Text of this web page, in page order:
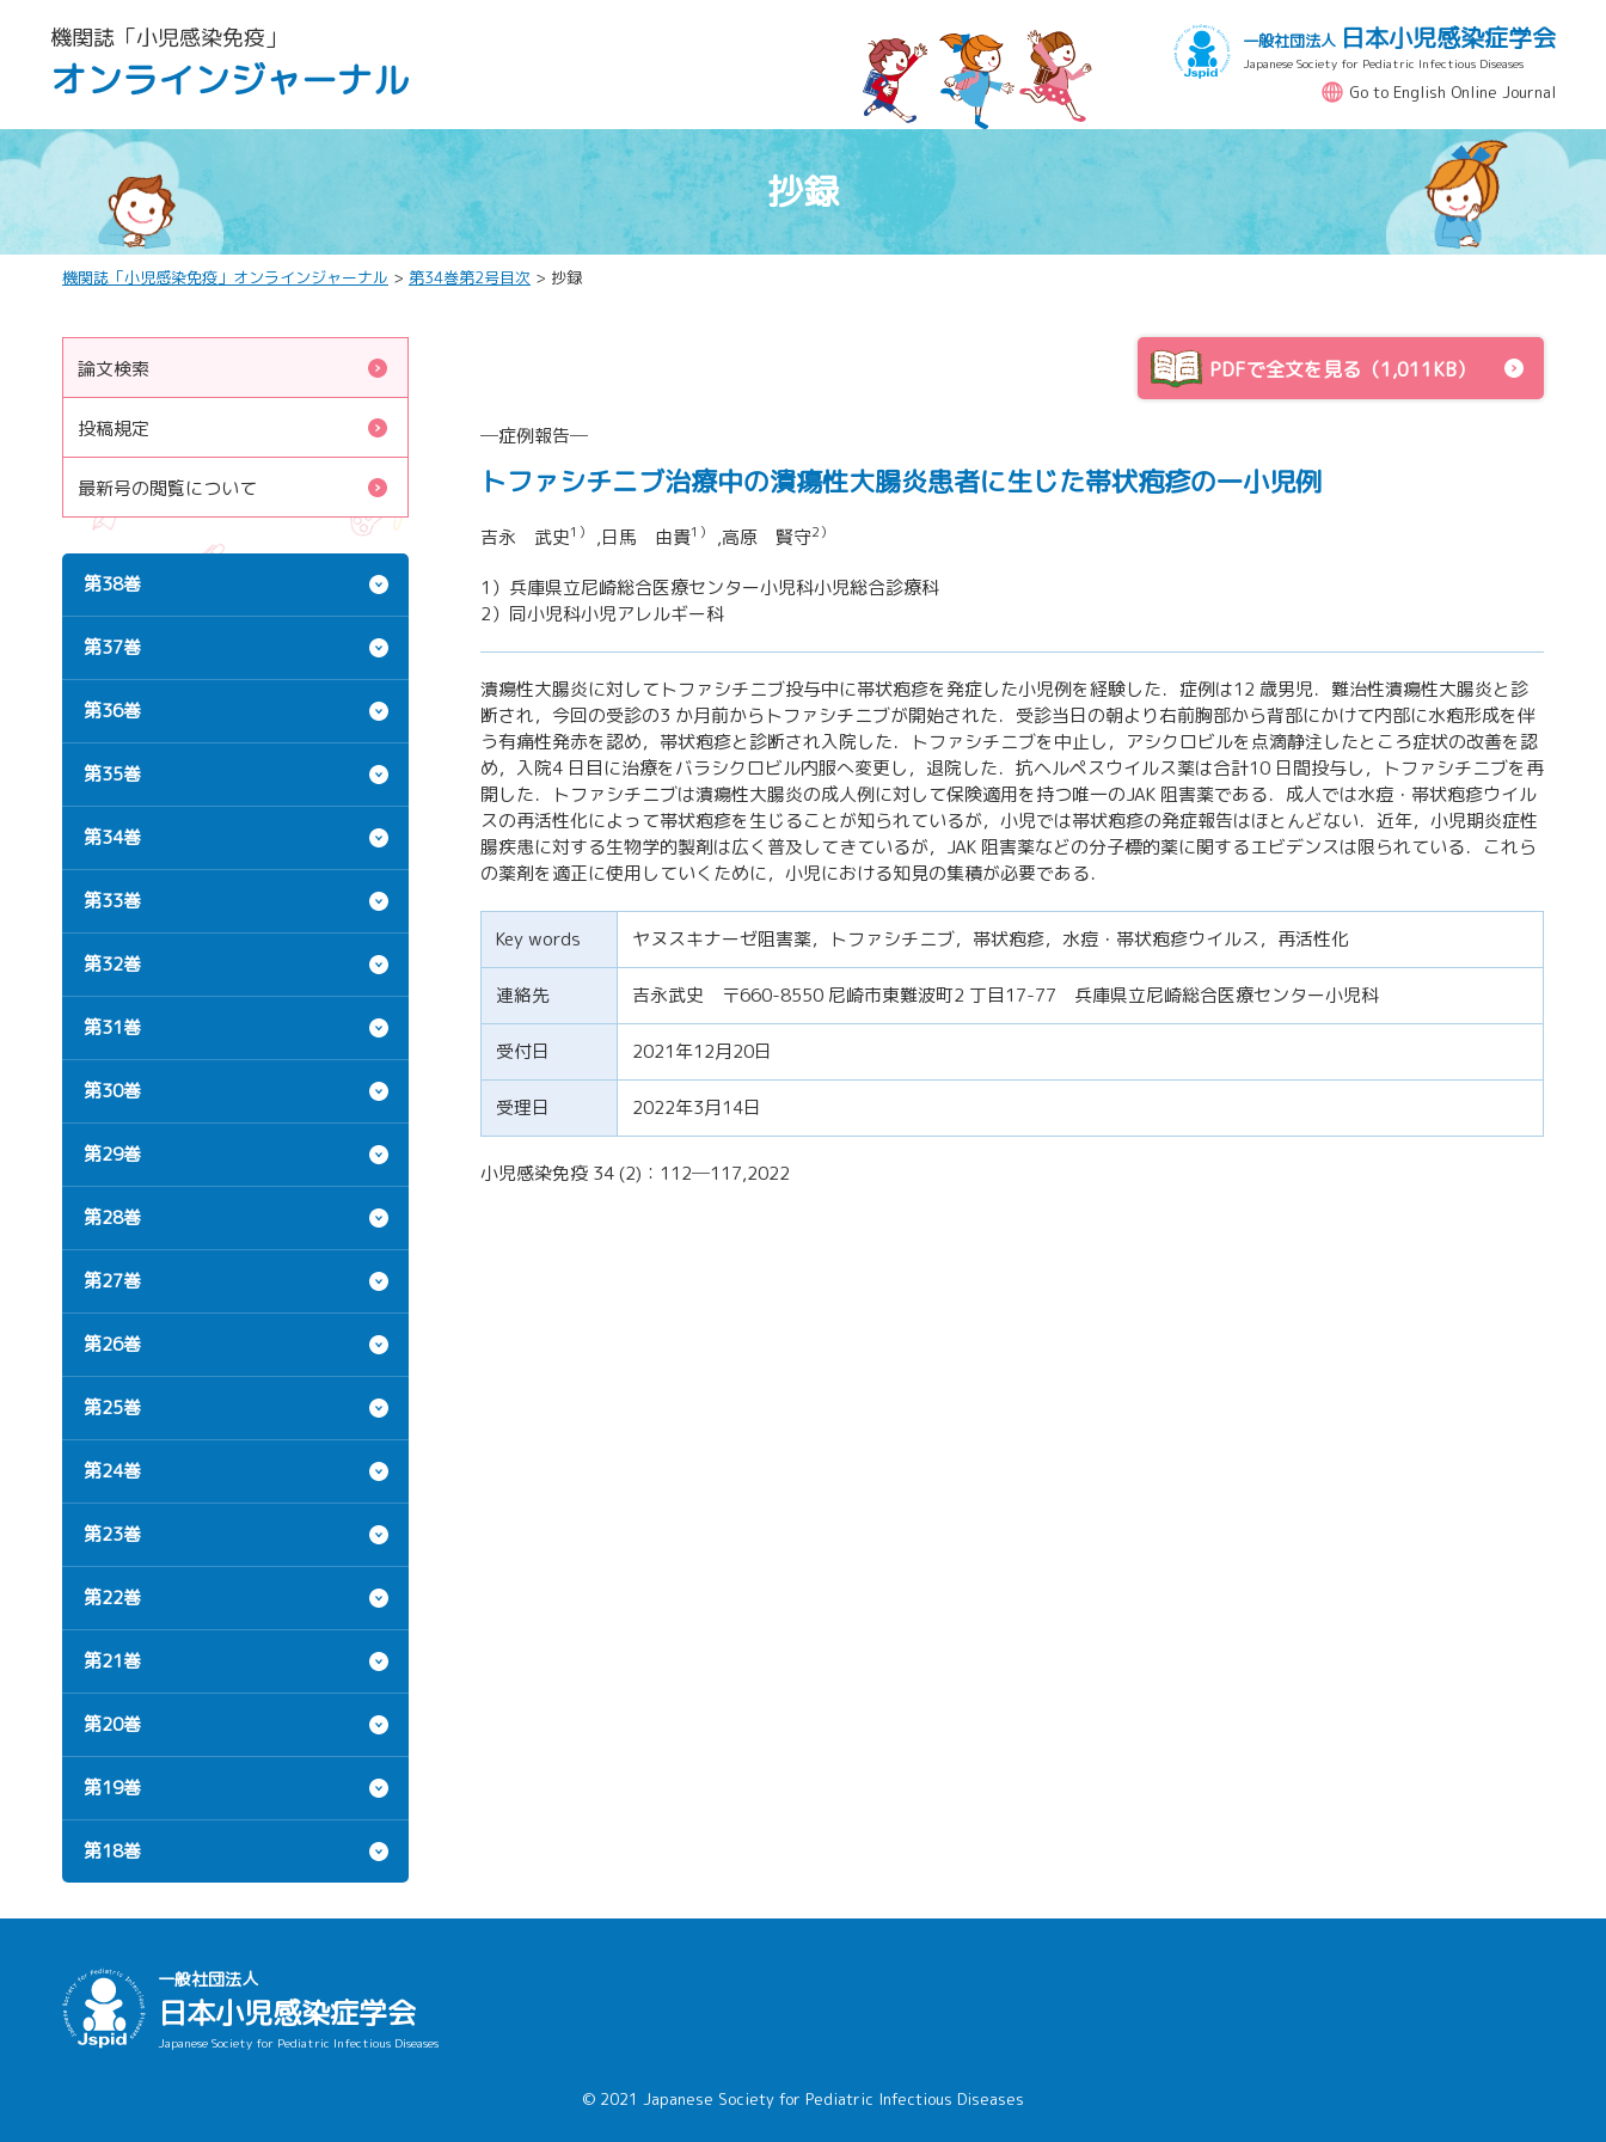
機関誌「小児感染免疫」
オンラインジャーナル
一般社団法人 日本小児感染症学会
Japanese Society for Pediatric Infectious Diseases
Go to English Online Journal
抄録
機関誌「小児感染免疫」オンラインジャーナル > 第34巻第2号目次 > 抄録
PDFで全文を見る（1,011KB）
─症例報告─
トファシチニブ治療中の潰瘍性大腸炎患者に生じた帯状疱疹の一小児例
吉永 武史1） ,日馬 由貴1） ,高原 賢守2）
1）兵庫県立尼崎総合医療センター小児科小児総合診療科
2）同小児科小児アレルギー科
潰瘍性大腸炎に対してトファシチニブ投与中に帯状疱疹を発症した小児例を経験した．症例は12 歳男児．難治性潰瘍性大腸炎と診
断され，今回の受診の3 か月前からトファシチニブが開始された．受診当日の朝より右前胸部から背部にかけて内部に水疱形成を伴
う有痛性発赤を認め，帯状疱疹と診断され入院した．トファシチニブを中止し，アシクロビルを点滴静注したところ症状の改善を認
め，入院4 日目に治療をバラシクロビル内服へ変更し，退院した．抗ヘルペスウイルス薬は合計10 日間投与し，トファシチニブを再
開した．トファシチニブは潰瘍性大腸炎の成人例に対して保険適用を持つ唯一のJAK 阻害薬である．成人では水痘・帯状疱疹ウイル
スの再活性化によって帯状疱疹を生じることが知られているが，小児では帯状疱疹の発症報告はほとんどない．近年，小児期炎症性
腸疾患に対する生物学的製剤は広く普及してきているが，JAK 阻害薬などの分子標的薬に関するエビデンスは限られている．これら
の薬剤を適正に使用していくために，小児における知見の集積が必要である．
Key words ヤヌスキナーゼ阻害薬，トファシチニブ，帯状疱疹，水痘・帯状疱疹ウイルス，再活性化
連絡先 吉永武史 〒660-8550 尼崎市東難波町2 丁目17-77 兵庫県立尼崎総合医療センター小児科
受付日 2021年12月20日
受理日 2022年3月14日
小児感染免疫 34 (2)：112─117,2022
論文検索
投稿規定
最新号の閲覧について
第38巻
第37巻
第36巻
第35巻
第34巻
第33巻
第32巻
第31巻
第30巻
第29巻
第28巻
第27巻
第26巻
第25巻
第24巻
第23巻
第22巻
第21巻
第20巻
第19巻
第18巻
一般社団法人
日本小児感染症学会
Japanese Society for Pediatric Infectious Diseases
© 2021 Japanese Society for Pediatric Infectious Diseases